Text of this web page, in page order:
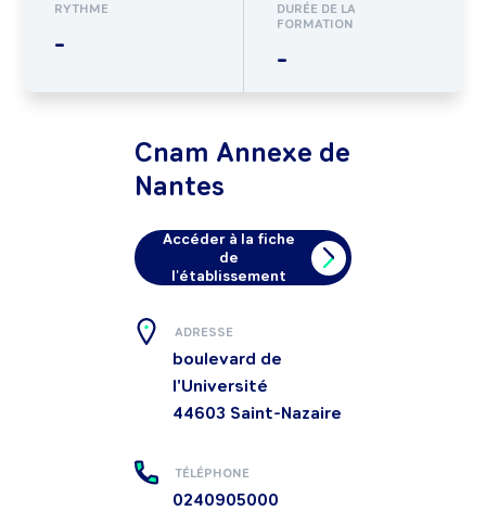
RYTHME
-
DURÉE DE LA
FORMATION
-
Cnam Annexe de
Nantes
Accéder à la fiche
de
l'établissement
ADRESSE
boulevard de
l'Université
44603 Saint-Nazaire
TÉLÉPHONE
0240905000